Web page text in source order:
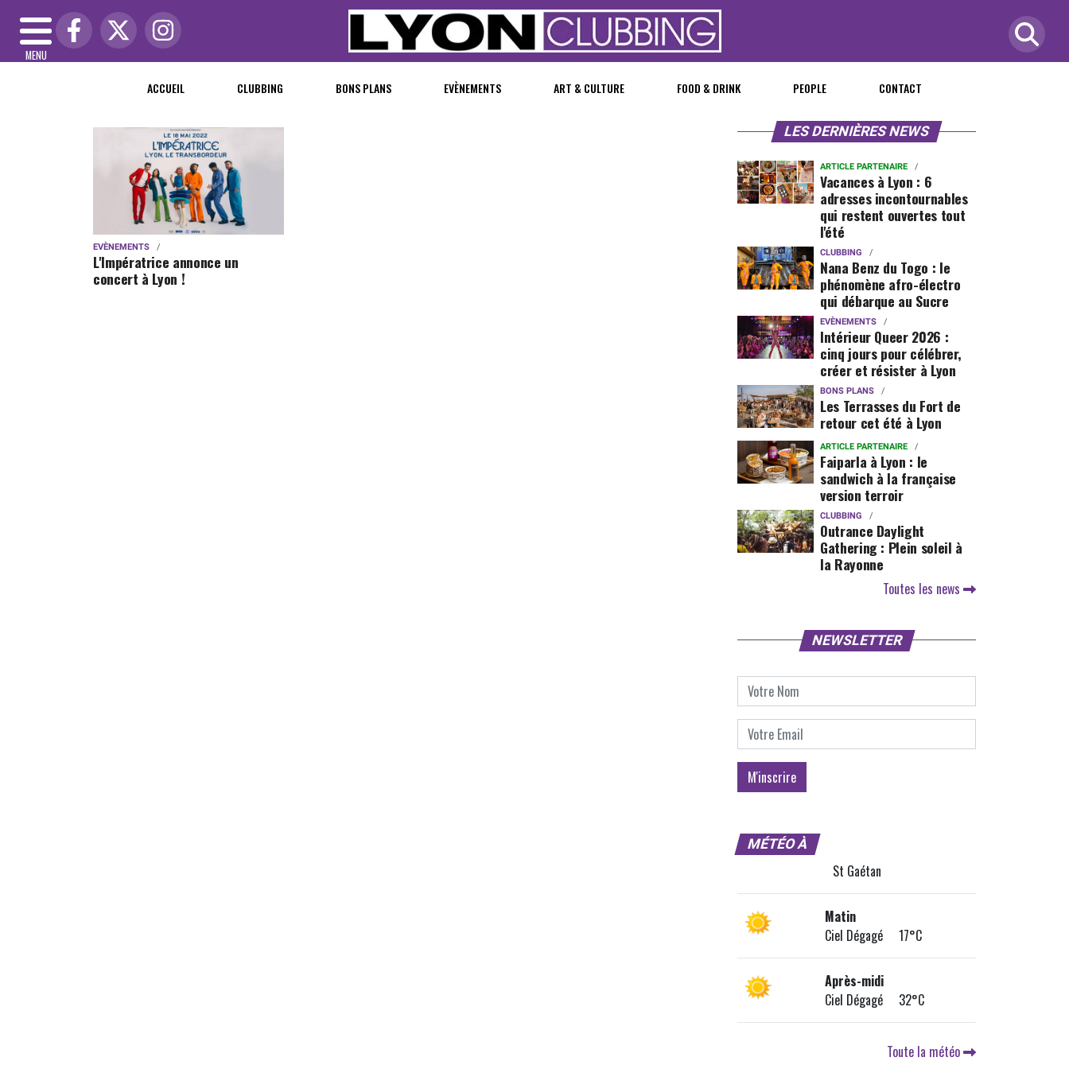
MENU
ACCUEIL CLUBBING BONS PLANS EVÈNEMENTS ART & CULTURE FOOD & DRINK PEOPLE CONTACT
EVÈNEMENTS
L'Impératrice annonce un
concert à Lyon !
LES DERNIÈRES NEWS
ARTICLE PARTENAIRE
Vacances à Lyon : 6
adresses incontournables
qui restent ouvertes tout
l'été
CLUBBING
Nana Benz du Togo : le
phénomène afro-électro
qui débarque au Sucre
EVÈNEMENTS
Intérieur Queer 2026 :
cinq jours pour célébrer,
créer et résister à Lyon
BONS PLANS
Les Terrasses du Fort de
retour cet été à Lyon
ARTICLE PARTENAIRE
Faiparla à Lyon : le
sandwich à la française
version terroir
CLUBBING
Outrance Daylight
Gathering : Plein soleil à
la Rayonne
Toutes les news
NEWSLETTER
MÉTÉO À
St Gaétan
Matin
Ciel Dégagé 17°C
Après-midi
Ciel Dégagé 32°C
Toute la météo